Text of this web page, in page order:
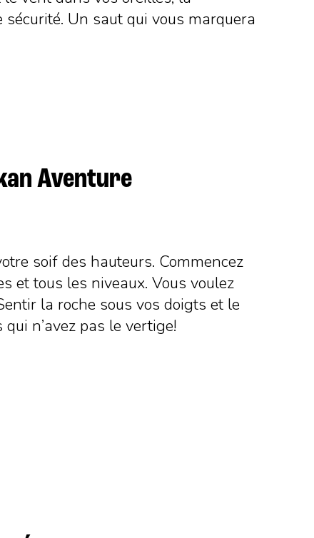
Un saut qui vous marquera
Aventure
soif des hauteurs. Commencez
et tous les niveaux. Vous voulez
la roche sous vos doigts et le
n’avez pas le vertige!